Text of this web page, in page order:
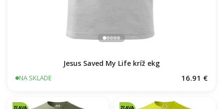
Jesus Saved My Life kríž ekg
NA SKLADE 16.91 €